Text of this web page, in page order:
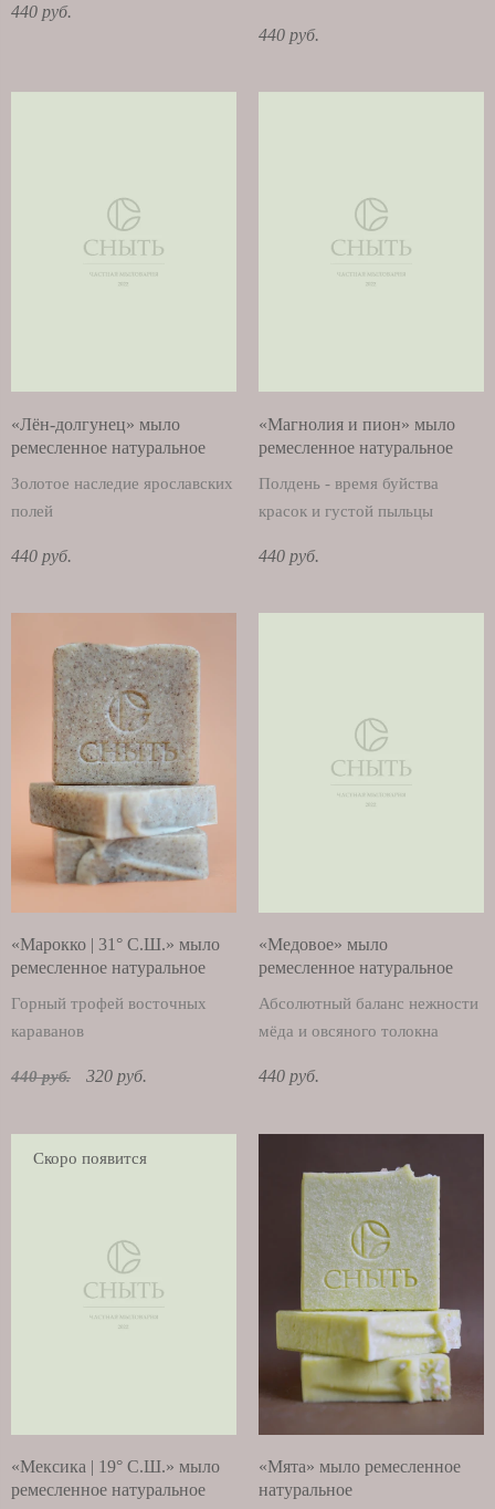
440 руб.
440 руб.
«Лён-долгунец» мыло
ремесленное натуральное
Золотое наследие ярославских
полей
440 руб.
«Магнолия и пион» мыло
ремесленное натуральное
Полдень - время буйства
красок и густой пыльцы
440 руб.
«Марокко | 31° С.Ш.» мыло
ремесленное натуральное
Горный трофей восточных
караванов
440 руб. 320 руб.
«Медовое» мыло
ремесленное натуральное
Абсолютный баланс нежности
мёда и овсяного толокна
440 руб.
Скоро появится
«Мексика | 19° С.Ш.» мыло
ремесленное натуральное
«Мята» мыло ремесленное
натуральное